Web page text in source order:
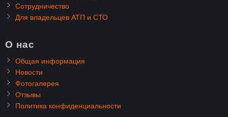
Сотрудничество
Для владельцев АТП и СТО
О нас
Общая информация
Новости
Фотогалерея
Отзывы
Политика конфиденциальности